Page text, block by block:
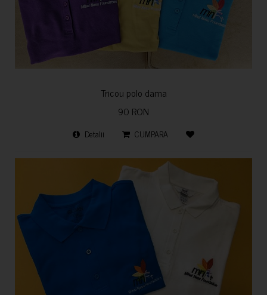
Tricou polo dama
90 RON
Detalii CUMPARA